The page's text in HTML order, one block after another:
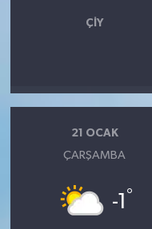
ÇIY
21 OCAK
ÇARŞAMBA
-1 °